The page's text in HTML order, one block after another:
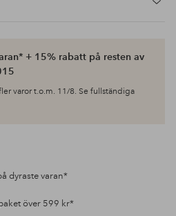
+ 15% rabatt på resten av
varor t.o.m. 11/8. Se fullständiga
dyraste varan*
över 599 kr*